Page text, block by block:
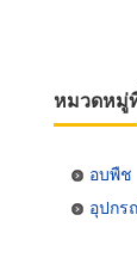
หมวดหมู่
อบพืช
อุปกร